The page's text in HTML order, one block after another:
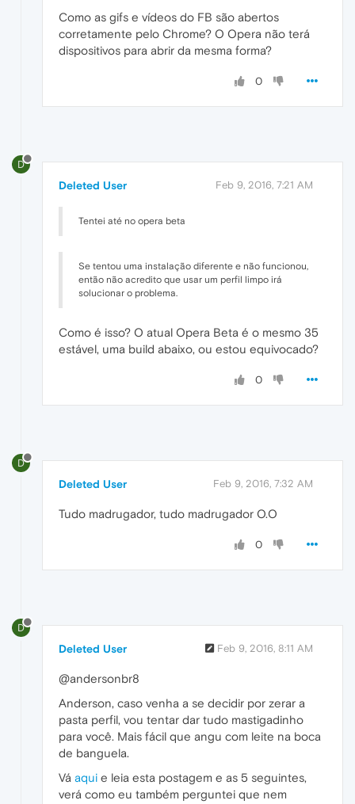
Como as gifs e vídeos do FB são abertos
corretamente pelo Chrome? O Opera não terá
dispositivos para abrir da mesma forma?
0
D
Deleted User Feb 9, 2016, 7:21 AM
Tentei até no opera beta
Se tentou uma instalação diferente e não funcionou,
então não acredito que usar um perfil limpo irá
solucionar o problema.
Como é isso? O atual Opera Beta é o mesmo 35
estável, uma build abaixo, ou estou equivocado?
0
D
Deleted User Feb 9, 2016, 7:32 AM
Tudo madrugador, tudo madrugador O.O
0
D
Deleted User Feb 9, 2016, 8:11 AM
@andersonbr8
Anderson, caso venha a se decidir por zerar a
pasta perfil, vou tentar dar tudo mastigadinho
para você. Mais fácil que angu com leite na boca
de banguela.
Vá aqui e leia esta postagem e as 5 seguintes,
verá como eu também perguntei que nem